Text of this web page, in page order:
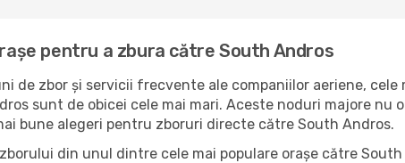
pentru a zbura către South Andros
de zbor și servicii frecvente ale companiilor aeriene,
sunt de obicei cele mai mari. Aceste noduri majore
bune alegeri pentru zboruri directe către South Andros.
din unul dintre cele mai populare orașe către